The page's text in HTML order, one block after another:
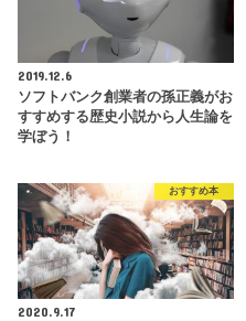
2019.12.6
ソフトバンク創業者の孫正義がお
すすめする歴史小説から人生論を
学ぼう！
おすすめ本
2020.9.17